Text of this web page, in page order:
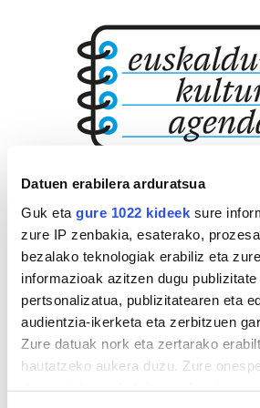
Datuen erabilera arduratsua
Guk eta gure 1022 kideek sure
zure IP zenbakia, esaterako,
bezalako teknologiak erabiliz eta
informazioak azitzen dugu
pertsonalizatua, publizitatearen eta
audientzia-ikerketa eta zerbitzuen
Zure datuak nork eta zertarako
hautatzeko aukera duzu. Zure